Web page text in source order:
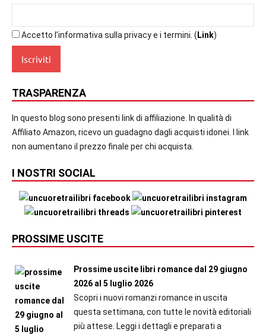
Accetto l'informativa sulla privacy e i termini. ( Link)
TRASPARENZA
In questo blog sono presenti link di affiliazione. In qualità di
Affiliato Amazon, ricevo un guadagno dagli acquisti idonei. I link
non aumentano il prezzo finale per chi acquista.
I NOSTRI SOCIAL
PROSSIME USCITE
Prossime uscite libri romance dal 29 giugno
2026 al 5 luglio 2026
Scopri i nuovi romanzi romance in uscita
questa settimana, con tutte le novità editoriali
più attese. Leggi i dettagli e preparati a